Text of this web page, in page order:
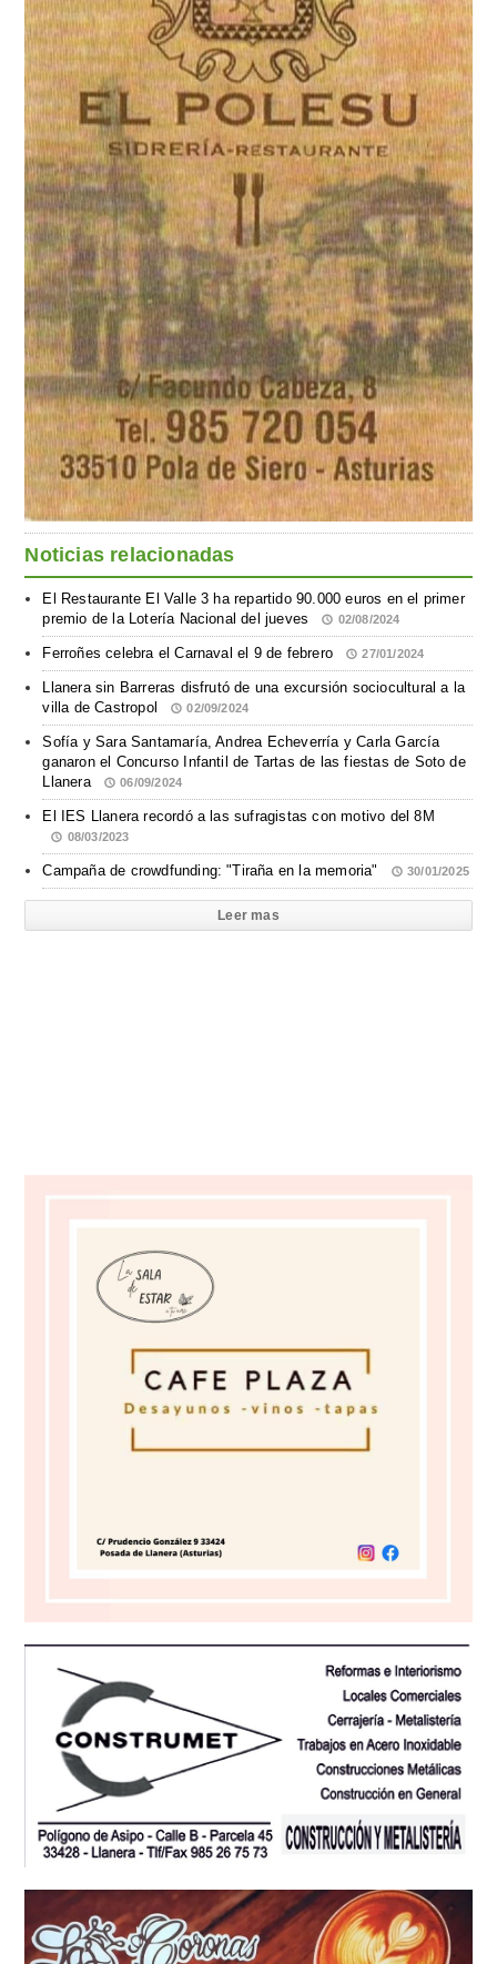
Noticias relacionadas
El Restaurante El Valle 3 ha repartido 90.000 euros en el primer
premio de la Lotería Nacional del jueves
02/08/2024
Ferroñes celebra el Carnaval el 9 de febrero 27/01/2024
Llanera sin Barreras disfrutó de una excursión sociocultural a la
villa de Castropol
02/09/2024
Sofía y Sara Santamaría, Andrea Echeverría y Carla García
ganaron el Concurso Infantil de Tartas de las fiestas de Soto de
Llanera
06/09/2024
El IES Llanera recordó a las sufragistas con motivo del 8M
08/03/2023
Campaña de crowdfunding: "Tiraña en la memoria" 30/01/2025
Leer mas